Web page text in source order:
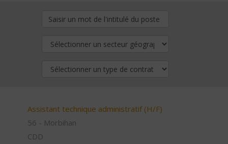
Assistant technique administratif (H/F)
56 - Morbihan
CDD